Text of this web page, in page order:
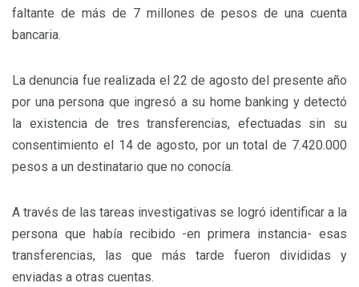
faltante de más de 7 millones de pesos de una cuenta
bancaria.
La denuncia fue realizada el 22 de agosto del presente año
por una persona que ingresó a su home banking y detectó
la existencia de tres transferencias, efectuadas sin su
consentimiento el 14 de agosto, por un total de 7.420.000
pesos a un destinatario que no conocía.
A través de las tareas investigativas se logró identificar a la
persona que había recibido -en primera instancia- esas
transferencias, las que más tarde fueron divididas y
enviadas a otras cuentas.